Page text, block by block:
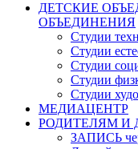
ДЕТСКИЕ
ОБЪЕДИНЕНИЯ
Студии
Студии
Студии
Студии
Студии
МЕДИАЦЕНТР
РОДИТЕЛЯМ И
ЗАПИСЬ